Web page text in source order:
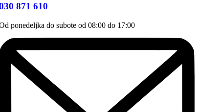
871 610
ponedeljka do subote od 08:00 do 17:00